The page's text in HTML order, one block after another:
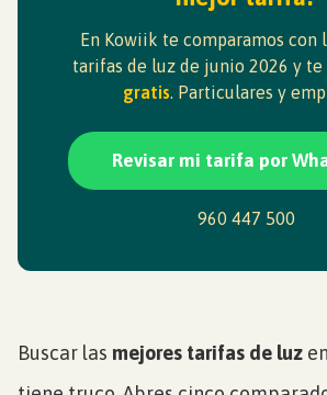
En Kowiik te comparamos con
tarifas de luz de junio 2026 y te
gratis. Particulares y
Revisar mi tarifa por
960 447 500
Buscar las mejores tarifas de luz